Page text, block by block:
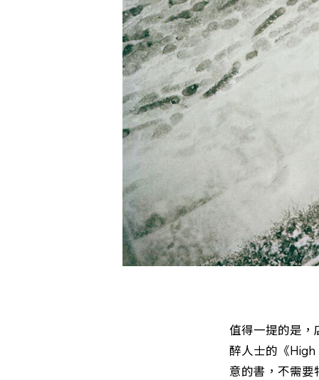
值得一提的是
醉人士的《
意的書，不需要